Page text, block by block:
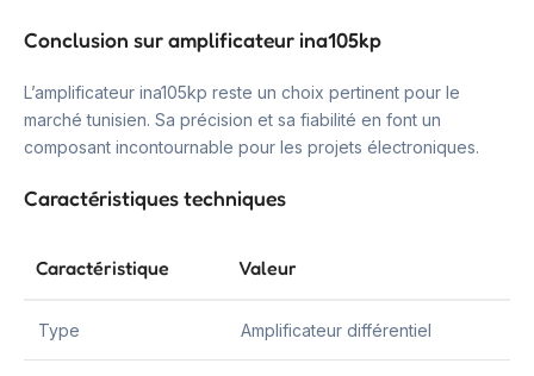
Conclusion sur amplificateur ina105kp
L’amplificateur ina105kp reste un choix pertinent pour le
marché tunisien. Sa précision et sa fiabilité en font un
composant incontournable pour les projets électroniques.
Caractéristiques techniques
Caractéristique Valeur
Type Amplificateur différentiel